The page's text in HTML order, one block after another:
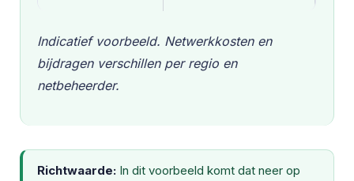
Indicatief voorbeeld. Netwerkkosten en
bijdragen verschillen per regio en
netbeheerder.
Richtwaarde:In dit voorbeeld komt dat neer op